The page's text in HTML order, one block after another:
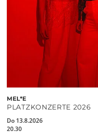
MEL*E
PLATZKONZERTE 2026
Do 13.8.2026
20.30